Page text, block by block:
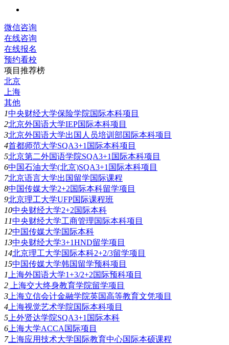
微信咨询
在线咨询
在线报名
预约看校
项目推荐榜
北京
上海
其他
1中央财经大学保险学院国际本科项目
2北京外国语大学IEP国际本科项目
3北京外国语大学出国人员培训部国际本科项目
4首都师范大学SQA3+1国际本科项目
5北京第二外国语学院SQA3+1国际本科项目
6中国石油大学(北京)SQA3+1国际本科项目
7北京语言大学出国留学国际课程
8中国传媒大学2+2国际本科留学项目
9北京理工大学UFP国际课程班
10中央财经大学2+2国际本科
11中央财经大学工商管理国际本科项目
12中国传媒大学国际本科
13中央财经大学3+1HND留学项目
14北京理工大学国际本科2+2/3留学项目
15中国传媒大学韩国留学预科项目
1 上海外国语大学1+3/2+2国际预科项目
2 上海交大终身教育学院留学项目
3 上海立信会计金融学院英国高等教育文凭项目
4 上海视觉艺术学院国际本科项目
5 上外贤达学院SQA3+1国际本科
6 上海大学ACCA国际项目
7上海应用技术大学国际教育中心国际本硕课程